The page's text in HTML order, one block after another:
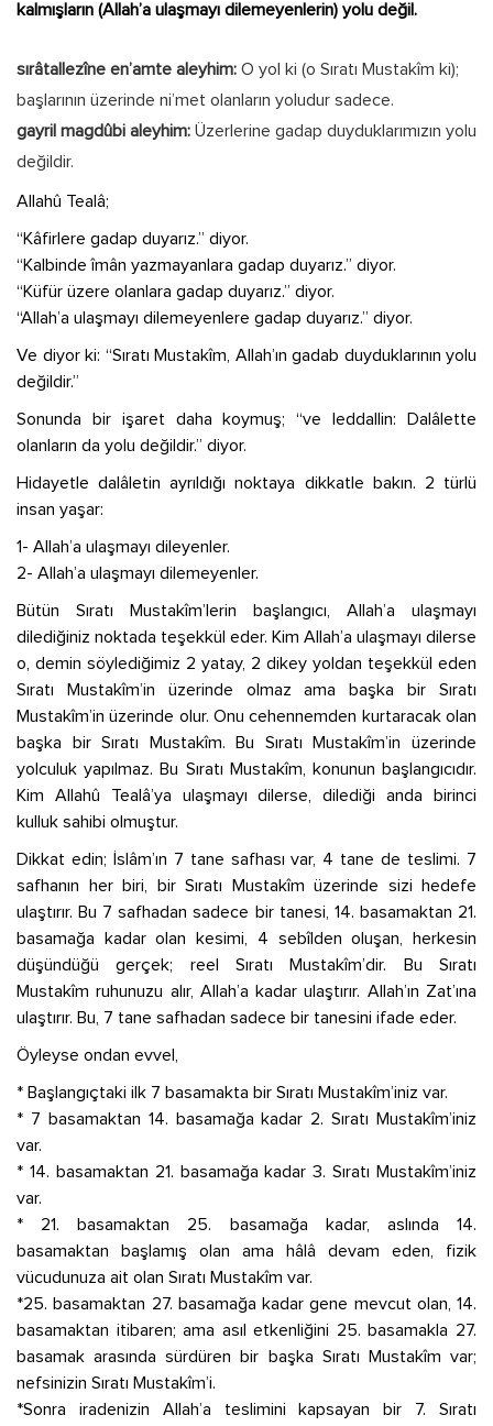
kalmışların (Allah’a ulaşmayı dilemeyenlerin) yolu değil.
sırâtallezîne en’amte aleyhim: O yol ki (o Sıratı Mustakîm ki);
başlarının üzerinde ni’met olanların yoludur sadece.
gayril magdûbi aleyhim: Üzerlerine gadap duyduklarımızın yolu
değildir.
Allahû Tealâ;
“Kâfirlere gadap duyarız.” diyor.
“Kalbinde îmân yazmayanlara gadap duyarız.” diyor.
“Küfür üzere olanlara gadap duyarız.” diyor.
“Allah’a ulaşmayı dilemeyenlere gadap duyarız.” diyor.
Ve diyor ki: “Sıratı Mustakîm, Allah’ın gadab duyduklarının yolu
değildir.”
Sonunda bir işaret daha koymuş; “ve leddallin: Dalâlette
olanların da yolu değildir.” diyor.
Hidayetle dalâletin ayrıldığı noktaya dikkatle bakın. 2 türlü
insan yaşar:
1- Allah’a ulaşmayı dileyenler.
2- Allah’a ulaşmayı dilemeyenler.
Bütün Sıratı Mustakîm’lerin başlangıcı, Allah’a ulaşmayı
dilediğiniz noktada teşekkül eder. Kim Allah’a ulaşmayı dilerse
o, demin söylediğimiz 2 yatay, 2 dikey yoldan teşekkül eden
Sıratı Mustakîm’in üzerinde olmaz ama başka bir Sıratı
Mustakîm’in üzerinde olur. Onu cehennemden kurtaracak olan
başka bir Sıratı Mustakîm. Bu Sıratı Mustakîm’in üzerinde
yolculuk yapılmaz. Bu Sıratı Mustakîm, konunun başlangıcıdır.
Kim Allahû Tealâ’ya ulaşmayı dilerse, dilediği anda birinci
kulluk sahibi olmuştur.
Dikkat edin; İslâm’ın 7 tane safhası var, 4 tane de teslimi. 7
safhanın her biri, bir Sıratı Mustakîm üzerinde sizi hedefe
ulaştırır. Bu 7 safhadan sadece bir tanesi, 14. basamaktan 21.
basamağa kadar olan kesimi, 4 sebîlden oluşan, herkesin
düşündüğü gerçek; reel Sıratı Mustakîm’dir. Bu Sıratı
Mustakîm ruhunuzu alır, Allah’a kadar ulaştırır. Allah’ın Zat’ına
ulaştırır. Bu, 7 tane safhadan sadece bir tanesini ifade eder.
Öyleyse ondan evvel,
* Başlangıçtaki ilk 7 basamakta bir Sıratı Mustakîm’iniz var.
* 7 basamaktan 14. basamağa kadar 2. Sıratı Mustakîm’iniz
var.
* 14. basamaktan 21. basamağa kadar 3. Sıratı Mustakîm’iniz
var.
* 21. basamaktan 25. basamağa kadar, aslında 14.
basamaktan başlamış olan ama hâlâ devam eden, fizik
vücudunuza ait olan Sıratı Mustakîm var.
*25. basamaktan 27. basamağa kadar gene mevcut olan, 14.
basamaktan itibaren; ama asıl etkenliğini 25. basamakla 27.
basamak arasında sürdüren bir başka Sıratı Mustakîm var;
nefsinizin Sıratı Mustakîm’i.
*Sonra iradenizin Allah’a teslimini kapsayan bir 7. Sıratı